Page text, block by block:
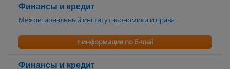
Финансы и кредит
Межрегиональный институт экономики и права
+ информация по E-mail
Финансы и кредит